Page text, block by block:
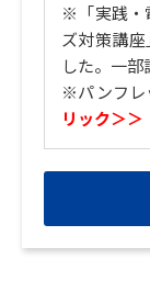
※「実践・
ズ対策講
した。一部
※パンフ
リック＞＞